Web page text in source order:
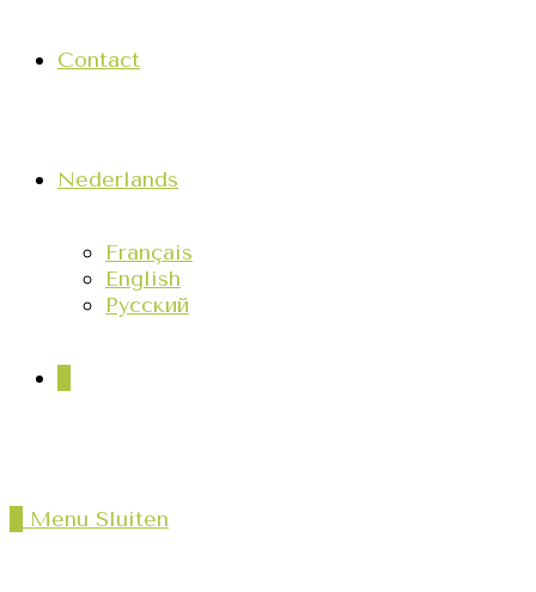
Contact
Nederlands
Français
English
Русский
Menu Sluiten